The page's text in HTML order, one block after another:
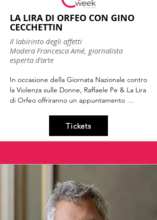
LA LIRA DI ORFEO CON GINO
CECCHETTIN
Il labirinto degli affetti
Modera Francesca Amé, giornalista
esperta d’arte
In occasione della Giornata Nazionale contro
la Violenza sulle Donne, Raffaele Pe & La Lira
di Orfeo offriranno un appuntamento
si metteranno a disposizione delle domande
cruciali del nostro tempo sul tema della
parità di genere, e del modo in cui nel
gli affetti. Per discutere in profondità su
Cecchettin a entrare in dialogo col nostro
festival sui temi dell'educazione
sentimentale con la mediazione di Chiara
Granata, membro della nostra orchestra e
Tickets